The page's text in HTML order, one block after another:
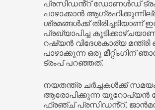
പ്രസിഡൻ്റ് ഡോണള്‍ഡ് ട്രംപ്
പാഴാക്കാൻ
ശ്രമങ്ങള്‍ക്ക്
പ്രഖ്യാപിച്ച
റഷ്യൻ വിദേശകാര്യ
പാഴാക്കുന്ന ഒരു
ട്രംപ് പറഞ്ഞത്.
നയതന്ത്ര ചർച്ചകള്‍ക്ക് സമയം
ആരോപിക്കുന്ന യൂറോപ്യൻ
ഫ്രഞ്ച് പ്രസിഡൻ്റ്,